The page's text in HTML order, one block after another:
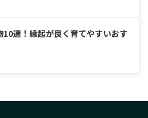
選！縁起が良く育てやすいおす